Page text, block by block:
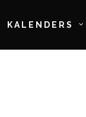
KALENDERS